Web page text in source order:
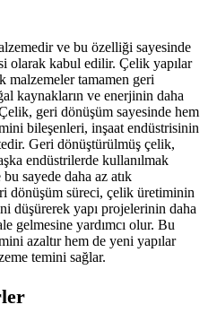
ve bu özelliği sayesinde
olarak kabul edilir. Çelik yapılar
malzemeler tamamen geri
kaynakların ve enerjinin daha
geri dönüşüm sayesinde hem
bileşenleri, inşaat endüstrisinin
Geri dönüştürülmüş çelik,
endüstrilerde kullanılmak
sayede daha az atık
dönüşüm süreci, çelik üretiminin
düşürerek yapı projelerinin daha
gelmesine yardımcı olur. Bu
azaltır hem de yeni yapılar
temini sağlar.